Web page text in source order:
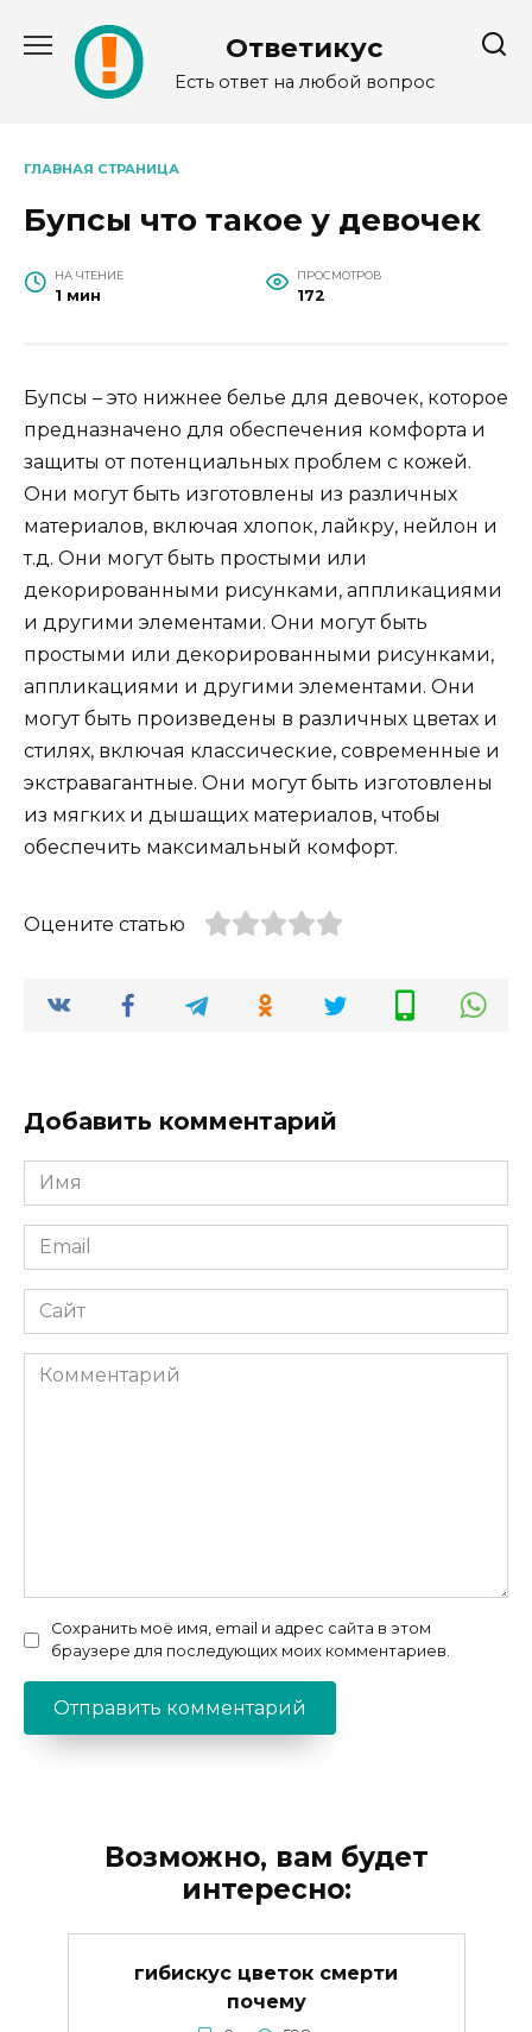
содержанию
Ответикус
Есть ответ на любой вопрос
ГЛАВНАЯ СТРАНИЦА
Бупсы что такое у девочек
НА ЧТЕНИЕ
1 мин
ПРОСМОТРОВ
172
Бупсы – это нижнее белье для девочек, которое
предназначено для обеспечения комфорта и
защиты от потенциальных проблем с кожей.
Они могут быть изготовлены из различных
материалов, включая хлопок, лайкру, нейлон и
т.д. Они могут быть простыми или
декорированными рисунками, аппликациями
и другими элементами. Они могут быть
простыми или декорированными рисунками,
аппликациями и другими элементами. Они
могут быть произведены в различных цветах и
стилях, включая классические, современные и
экстравагантные. Они могут быть изготовлены
из мягких и дышащих материалов, чтобы
обеспечить максимальный комфорт.
Оцените статью
Добавить комментарий
Имя
*
Email
*
Сайт
Комментарий
Сохранить моё имя, email и адрес сайта в этом
браузере для последующих моих комментариев.
Возможно, вам будет
интересно:
гибискус цветок смерти
почему